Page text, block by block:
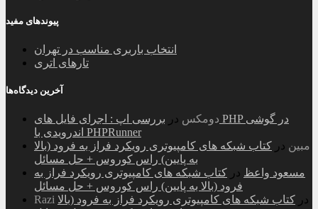
پیوندهای مفید
انتخاب باربری مناسب در تهران
تارهای اتری
آخرین دیدگاه‌ها
دومکس در بررسی اپ : اجرای فایل های PHP در گوشی
اندرویدی با PHPRunner
مبین در کتاب شبکه های کامپیوتری رویکرد فراز به فرود (بالا
به پایین) راس کوروس + حل مسائل
مسعود واعظ در کتاب شبکه های کامپیوتری رویکرد فراز به
فرود (بالا به پایین) راس کوروس + حل مسائل
Razi
در کتاب شبکه های کامپیوتری رویکرد فراز به فرود (بالا